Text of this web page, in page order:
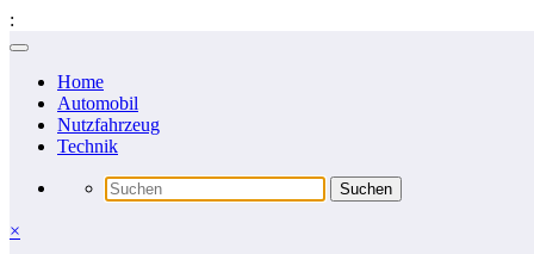
:
Zum
springenHome
Automobil
Nutzfahrzeug
Technik
×